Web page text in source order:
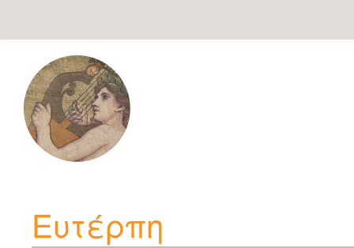
navigation
Ευτέρπη